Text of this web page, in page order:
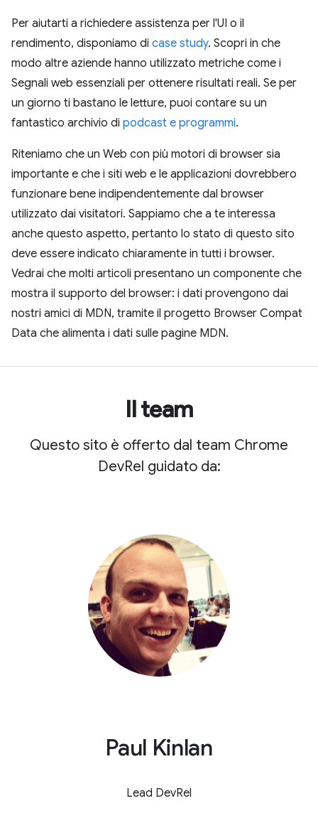
Per aiutarti a richiedere assistenza per l'UI o il
rendimento, disponiamo di case study. Scopri in che
modo altre aziende hanno utilizzato metriche come i
Segnali web essenziali per ottenere risultati reali. Se per
un giorno ti bastano le letture, puoi contare su un
fantastico archivio di podcast e programmi.
Riteniamo che un Web con più motori di browser sia
importante e che i siti web e le applicazioni dovrebbero
funzionare bene indipendentemente dal browser
utilizzato dai visitatori. Sappiamo che a te interessa
anche questo aspetto, pertanto lo stato di questo sito
deve essere indicato chiaramente in tutti i browser.
Vedrai che molti articoli presentano un componente che
mostra il supporto del browser: i dati provengono dai
nostri amici di MDN, tramite il progetto Browser Compat
Data che alimenta i dati sulle pagine MDN.
Il team
Questo sito è offerto dal team Chrome
DevRel guidato da:
Paul Kinlan
Lead DevRel